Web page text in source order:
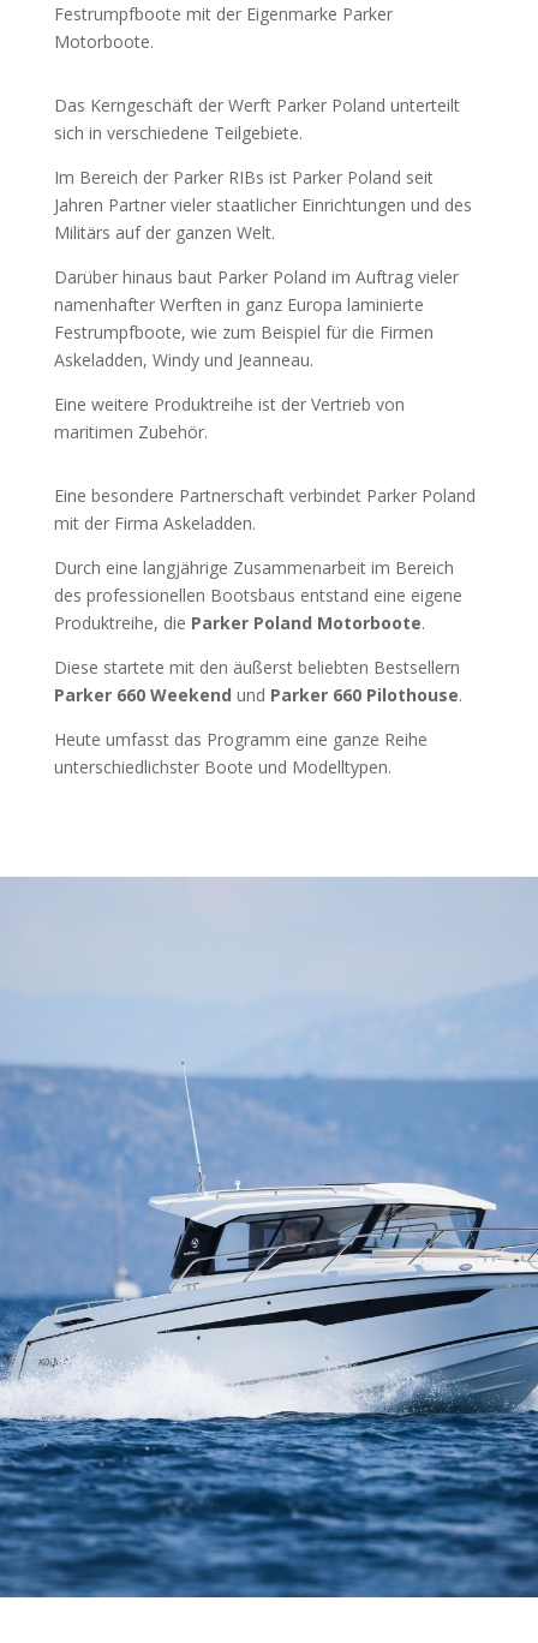
Festrumpfboote mit der Eigenmarke Parker
Motorboote.
Das Kerngeschäft der Werft Parker Poland unterteilt
sich in verschiedene Teilgebiete.
Im Bereich der Parker RIBs ist Parker Poland seit
Jahren Partner vieler staatlicher Einrichtungen und des
Militärs auf der ganzen Welt.
Darüber hinaus baut Parker Poland im Auftrag vieler
namenhafter Werften in ganz Europa laminierte
Festrumpfboote, wie zum Beispiel für die Firmen
Askeladden, Windy und Jeanneau.
Eine weitere Produktreihe ist der Vertrieb von
maritimen Zubehör.
Eine besondere Partnerschaft verbindet Parker Poland
mit der Firma Askeladden.
Durch eine langjährige Zusammenarbeit im Bereich
des professionellen Bootsbaus entstand eine eigene
Produktreihe, die Parker Poland Motorboote.
Diese startete mit den äußerst beliebten Bestsellern
Parker 660 Weekend und Parker 660 Pilothouse.
Heute umfasst das Programm eine ganze Reihe
unterschiedlichster Boote und Modelltypen.